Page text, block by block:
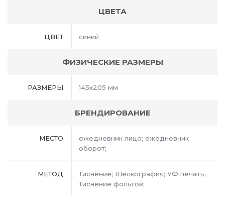
ЦВЕТА
ЦВЕТ синий
ФИЗИЧЕСКИЕ РАЗМЕРЫ
РАЗМЕРЫ 145x205 мм
БРЕНДИРОВАНИЕ
МЕСТО
ежедневник лицо; ежедневник
оборот;
МЕТОД
Тиснение; Шелкография; УФ печать;
Тиснение фольгой;